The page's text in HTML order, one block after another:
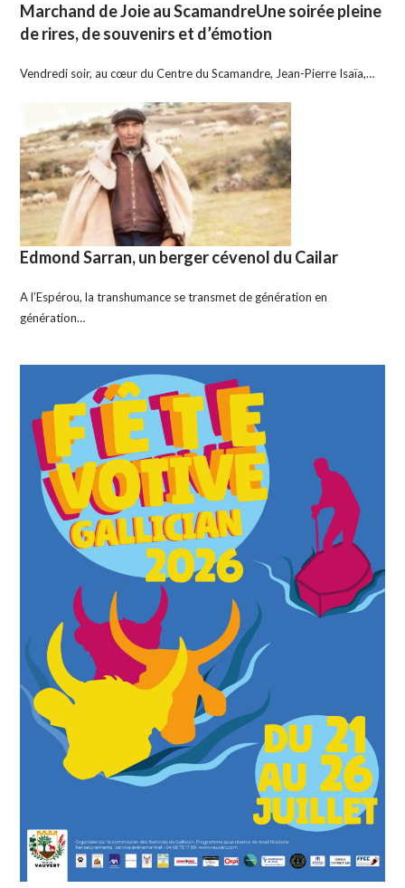
Marchand de Joie au ScamandreUne soirée pleine
de rires, de souvenirs et d’émotion
Vendredi soir, au cœur du Centre du Scamandre, Jean-Pierre Isaïa,…
Edmond Sarran, un berger cévenol du Cailar
A l’Espérou, la transhumance se transmet de génération en
génération…